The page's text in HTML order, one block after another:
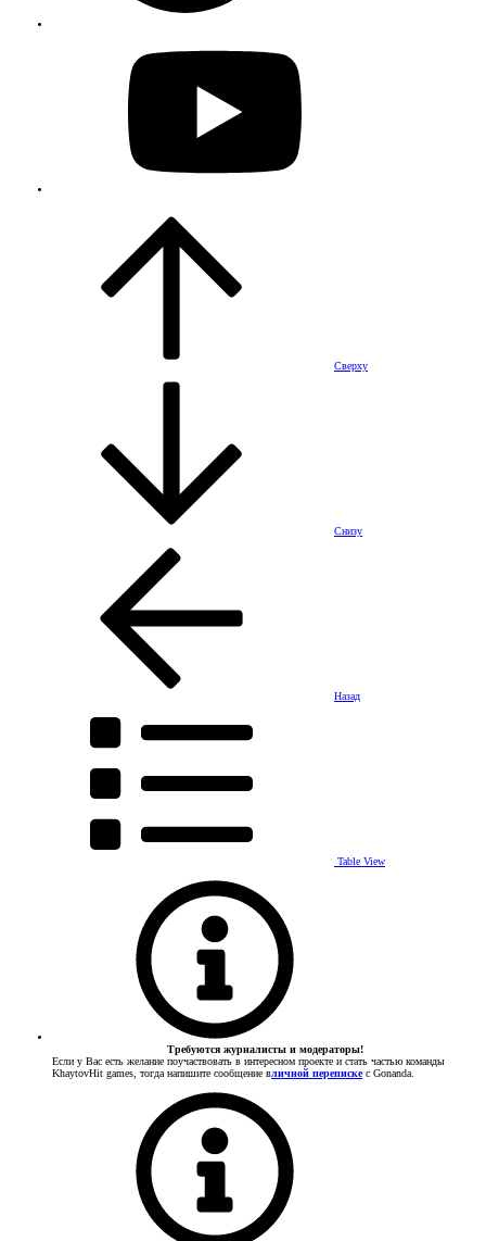
Сверху
Снизу
Назад
Table View
Требуются журналисты и модераторы!
Если у Вас есть желание поучаствовать в интересном проекте и стать частью команды
KhaytovHit games, тогда напишите сообщение вличной перепискес Gonanda.